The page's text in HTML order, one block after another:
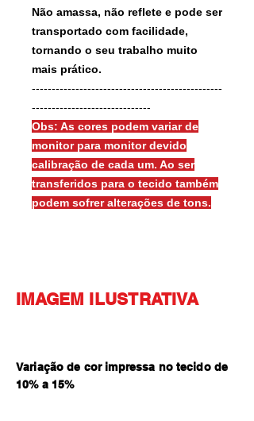
Não amassa, não reflete e pode ser
transportado com facilidade,
tornando o seu trabalho muito
mais prático.
------------------------------------------------
------------------------------
Obs: As cores podem variar de
monitor para monitor devido
calibração de cada um. Ao ser
transferidos para o tecido também
podem sofrer alterações de tons.
IMAGEM ILUSTRATIVA
Variação de cor impressa no tecido de
10% a 15%